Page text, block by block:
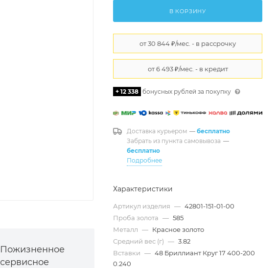
Пожизненное
сервисное
В КОРЗИНУ
+ 12 338 бонусных рублей за покупку
Доставка курьером — бесплатно
Забрать из пункта самовывоза —
бесплатно
Подробнее
Характеристики
Артикул изделия — 42801-151-01-00
Проба золота — 585
Металл — Красное золото
Средний вес (г) — 3.82
Вставки — 48 Бриллиант Круг 17 400-200
0.240